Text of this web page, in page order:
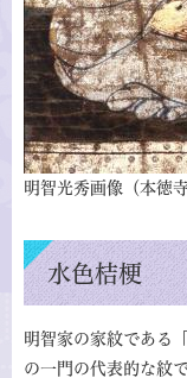
明智光秀画像（本徳寺
水色桔梗
明智家の家紋である
の一門の代表的な紋